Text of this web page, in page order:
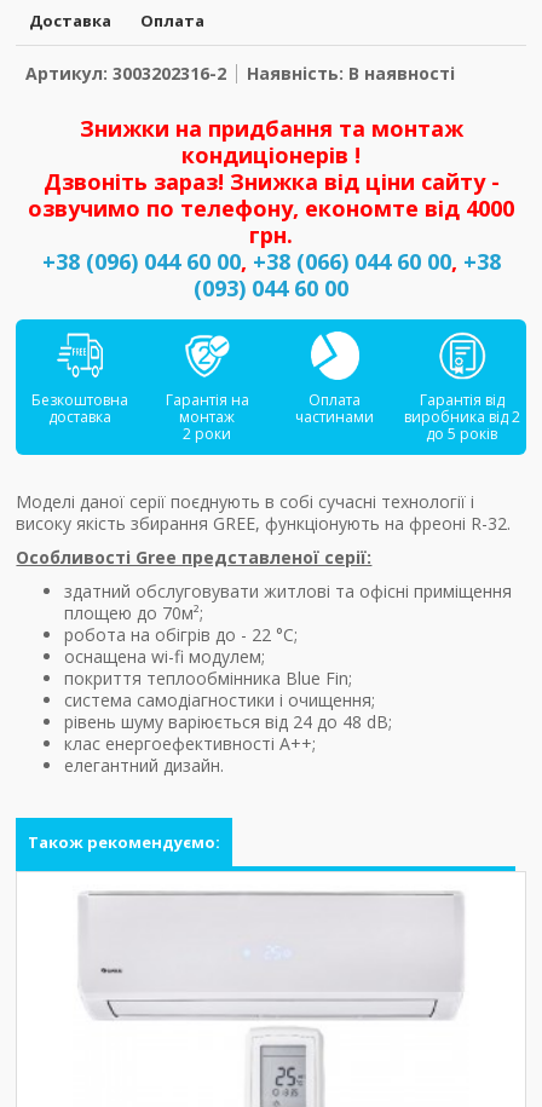
Доставка Оплата
Артикул: 3003202316-2 Наявність: В наявності
Знижки на придбання та монтаж
кондиціонерів !
Дзвоніть зараз! Знижка від ціни сайту -
озвучимо по телефону, економте від 4000
грн.
+38 (096) 044 60 00, +38 (066) 044 60 00, +38
(093) 044 60 00
Безкоштовна
доставка
Гарантія на
монтаж
2 роки
Оплата
частинами
Гарантія від
виробника від 2
до 5 років
Моделі даної серії поєднують в собі сучасні технології і
високу якість збирання GREE, функціонують на фреоні R-32.
Особливості Gree представленої серії:
здатний обслуговувати житлові та офісні приміщення
площею до 70м²;
робота на обігрів до - 22 °С;
оснащена wi-fi модулем;
покриття теплообмінника Blue Fin;
система самодіагностики і очищення;
рівень шуму варіюється від 24 до 48 dB;
клас енергоефективності A++;
елегантний дизайн.
Також рекомендуємо: